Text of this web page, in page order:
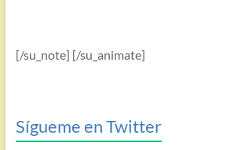
[/su_note] [/su_animate]
Sígueme en Twitter